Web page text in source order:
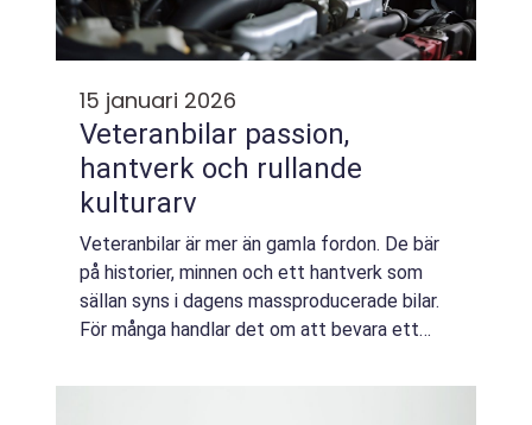
15 januari 2026
Veteranbilar passion,
hantverk och rullande
kulturarv
Veteranbilar är mer än gamla fordon. De bär
på historier, minnen och ett hantverk som
sällan syns i dagens massproducerade bilar.
För många handlar det om att bevara ett
kromad detalj har sin egen berättel...